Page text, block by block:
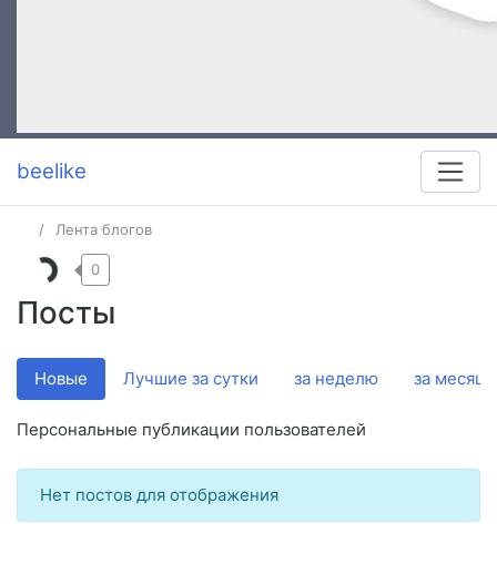
beelike
Лента блогов
Посты
0
Новые Лучшие за сутки за неделю за месяц
Персональные публикации пользователей
Нет постов для отображения